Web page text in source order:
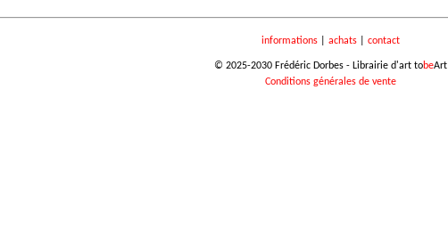
informations| achats| contact
© 2025-2030 Frédéric Dorbes - Librairie d'art tobeArt
Conditions générales de vente